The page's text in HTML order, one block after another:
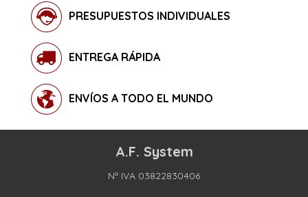
PRESUPUESTOS INDIVIDUALES
ENTREGA RÁPIDA
ENVÍOS A TODO EL MUNDO
A.F. System
Nº IVA 03822830406